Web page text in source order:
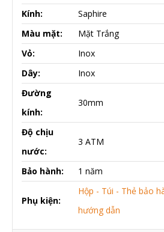
Kính:
Saphire
Màu mặt:
Mặt Trắng
Vỏ:
Inox
Dây:
Inox
Đường
kính:
30mm
Độ chịu
nước:
3 ATM
Bảo hành: 1 năm
Phụ kiện:
Hộp - Túi - Thẻ bảo
hướng dẫn